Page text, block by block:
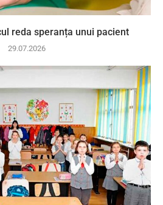
reda speranța unui pacient
29.07.2026